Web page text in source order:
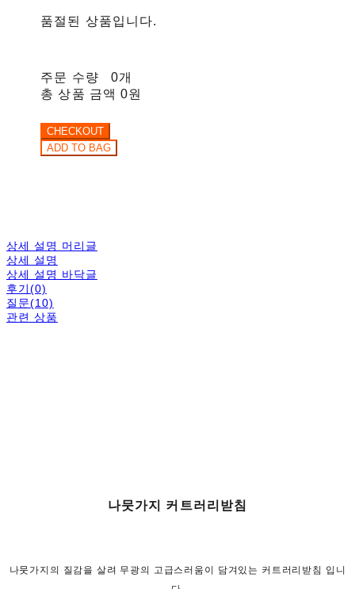
품절된 상품입니다.
주문 수량
0개
총 상품 금액 0원
상세 설명 머리글
상세 설명
상세 설명 바닥글
후기(0)
질문(10)
관련 상품
나뭇가지 커트러리받침
나뭇가지의 질감을 살려 무광의 고급스러움이 담겨있는 커트러리받침 입니